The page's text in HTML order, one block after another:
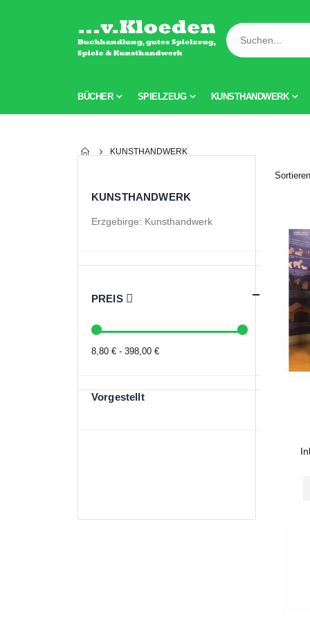
BÜCHER SPIELZEUG KUNSTHANDWERK
KUNSTHANDWERK
KUNSTHANDWERK
Erzgebirge: Kunsthandwerk
PREIS
8,80 € - 398,00 €
Vorgestellt